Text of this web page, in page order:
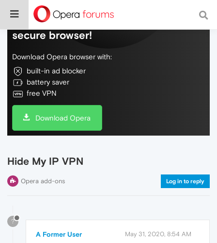
Do more on the web, with a fast and
secure browser!
Download Opera browser with:
built-in ad blocker
battery saver
free VPN
Download Opera
Hide My IP VPN
Opera add-ons Log in to reply
?
A Former User May 31, 2020, 8:54 AM